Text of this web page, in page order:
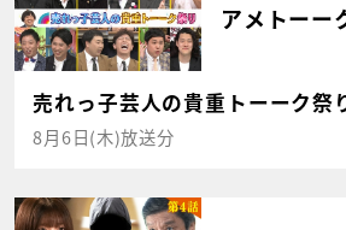
アメトーー
売れっ子芸人の貴重トーーク祭
8月6日(木)放送分